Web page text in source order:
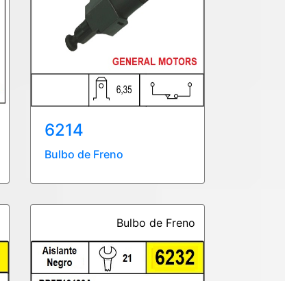
6214
Bulbo de Freno
Bulbo de Freno